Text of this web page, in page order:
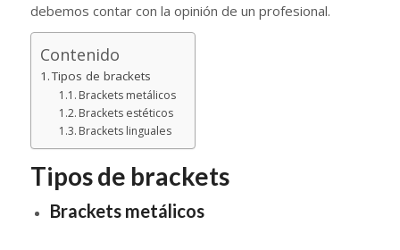
debemos contar con la opinión de un profesional.
Contenido
Tipos de brackets
Brackets metálicos
Brackets estéticos
Brackets linguales
Tipos de brackets
Brackets metálicos